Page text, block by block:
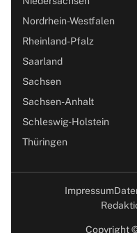
Nordrhein-Westfalen
Rheinland-Pfalz
Saarland
Sachsen
Sachsen-Anhalt
Schleswig-Holstein
Thüringen
Impressum
Copyright